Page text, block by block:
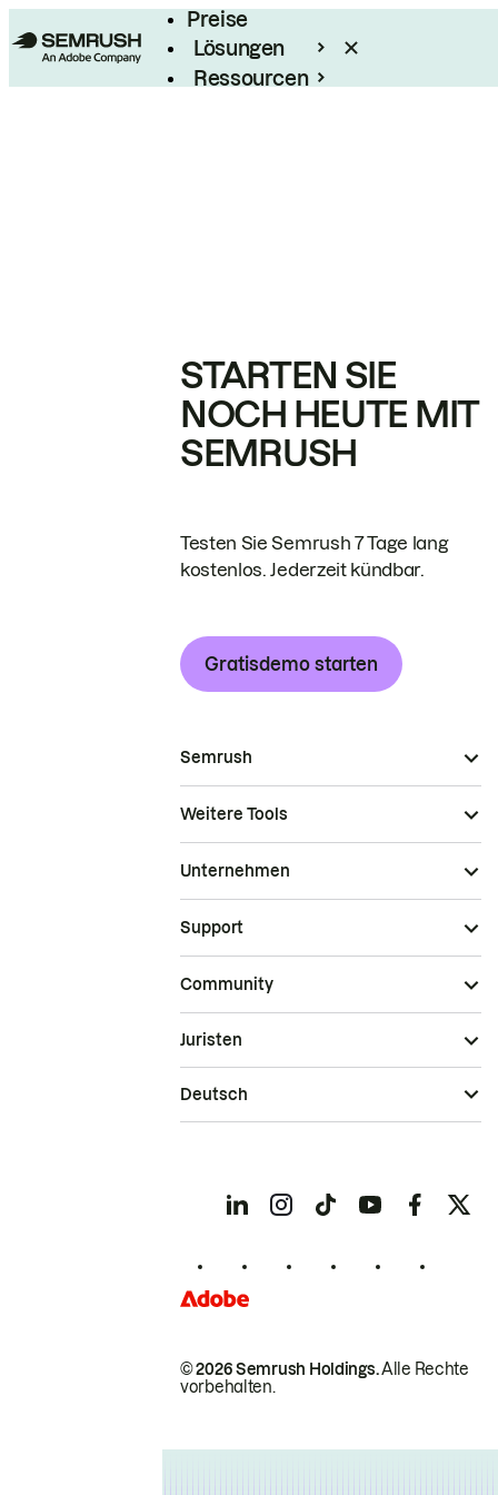
Preise
Lösungen
Ressourcen
STARTEN SIE
NOCH HEUTE MIT
SEMRUSH
Testen Sie Semrush 7 Tage lang
kostenlos. Jederzeit kündbar.
Gratisdemo starten
Semrush
Weitere Tools
Unternehmen
Support
Community
© 2026 Semrush Holdings.Alle Rechte
vorbehalten.
Juristen
Deutsch